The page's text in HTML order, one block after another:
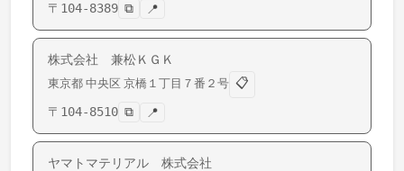
〒 104-8389 ⧉ 📍
株式会社 兼松ＫＧＫ
東京都 中央区 京橋 １丁目７番２号 📋
〒 104-8510 ⧉ 📍
ヤマトマテリアル 株式会社